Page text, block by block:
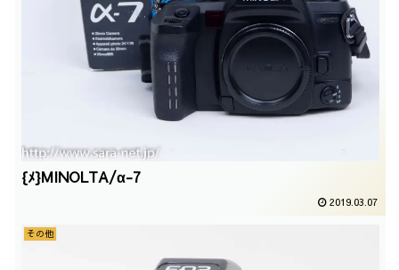
{ﾒ}MINOLTA/α-7
2019.03.07
その他